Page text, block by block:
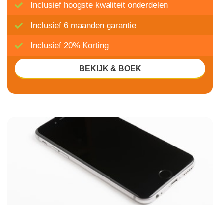
Inclusief hoogste kwaliteit onderdelen
Inclusief 6 maanden garantie
Inclusief 20% Korting
BEKIJK & BOEK